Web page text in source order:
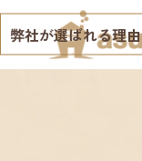
弊社が選ばれる理由